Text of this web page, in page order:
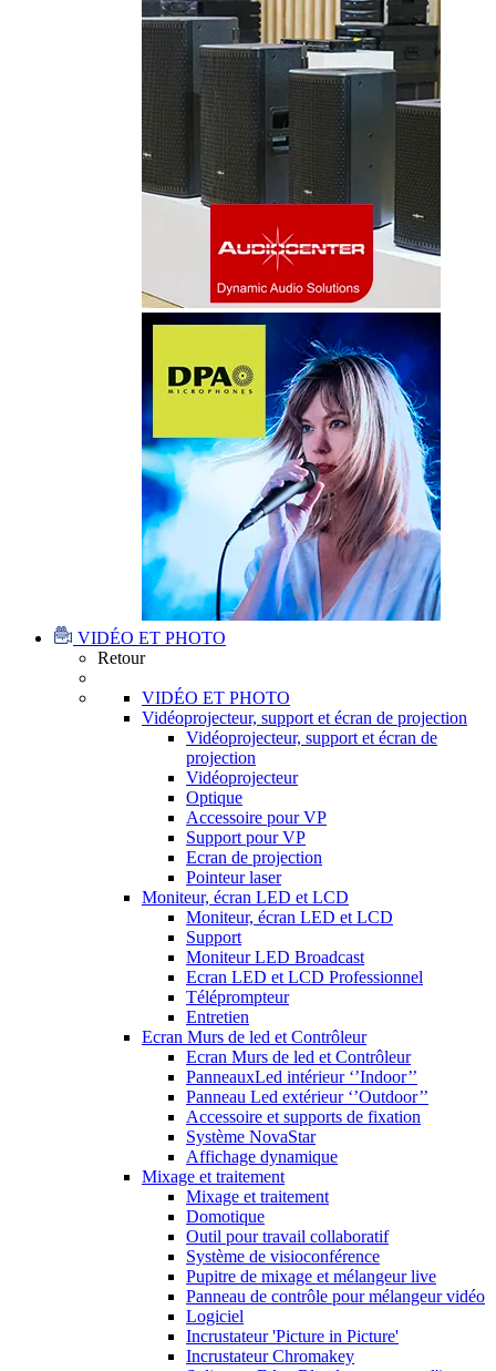
VIDÉO ET PHOTO
Retour
VIDÉO ET PHOTO
Vidéoprojecteur, support et écran de projection
Vidéoprojecteur, support et écran de
projection
Vidéoprojecteur
Optique
Accessoire pour VP
Support pour VP
Ecran de projection
Pointeur laser
Moniteur, écran LED et LCD
Moniteur, écran LED et LCD
Support
Moniteur LED Broadcast
Ecran LED et LCD Professionnel
Téléprompteur
Entretien
Ecran Murs de led et Contrôleur
Ecran Murs de led et Contrôleur
PanneauxLed intérieur ‘’Indoor’’
Panneau Led extérieur ‘’Outdoor’’
Accessoire et supports de fixation
Système NovaStar
Affichage dynamique
Mixage et traitement
Mixage et traitement
Domotique
Outil pour travail collaboratif
Système de visioconférence
Pupitre de mixage et mélangeur live
Panneau de contrôle pour mélangeur vidéo
Logiciel
Incrustateur 'Picture in Picture'
Incrustateur Chromakey